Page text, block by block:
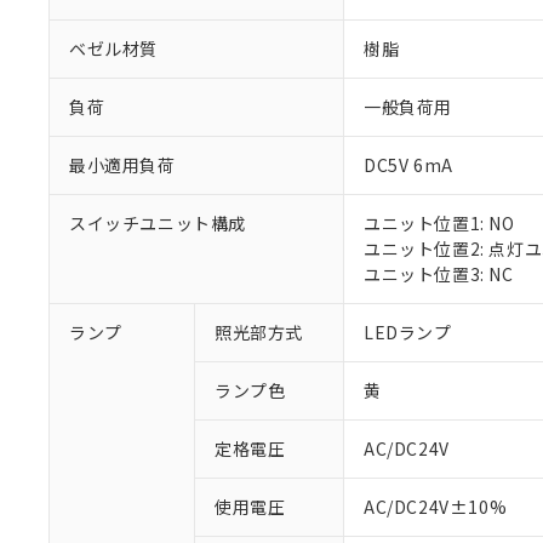
ベゼル材質 樹脂
負荷 一般負荷用
最小適用負荷 DC5V 6mA
スイッチユニット構成
ユニット位置1: NO
ユニット位置2: 点灯
ユニット位置3: NC
ランプ 照光部方式 LEDランプ
ランプ色 黄
定格電圧 AC/DC24V
使用電圧 AC/DC24V±10%
※1 対応状況